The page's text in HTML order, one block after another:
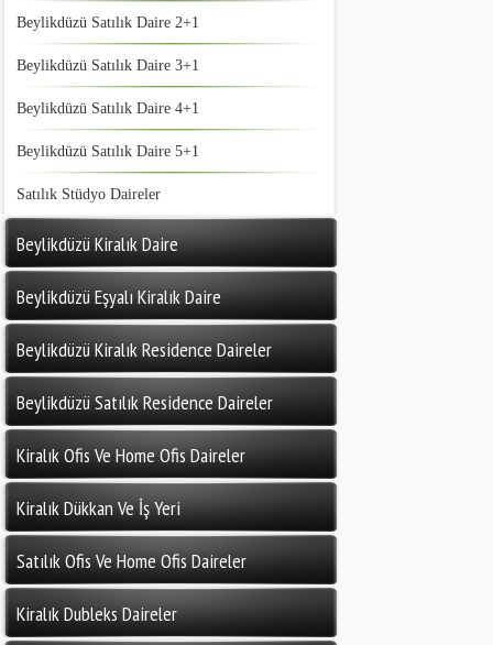
Beylikdüzü Satılık Daire 2+1
Beylikdüzü Satılık Daire 3+1
Beylikdüzü Satılık Daire 4+1
Beylikdüzü Satılık Daire 5+1
Satılık Stüdyo Daireler
Beylikdüzü Kiralık Daire
Beylikdüzü Eşyalı Kiralık Daire
Beylikdüzü Kiralık Residence Daireler
Beylikdüzü Satılık Residence Daireler
Kiralık Ofis Ve Home Ofis Daireler
Kiralık Dükkan Ve İş Yeri
Satılık Ofis Ve Home Ofis Daireler
Kiralık Dubleks Daireler